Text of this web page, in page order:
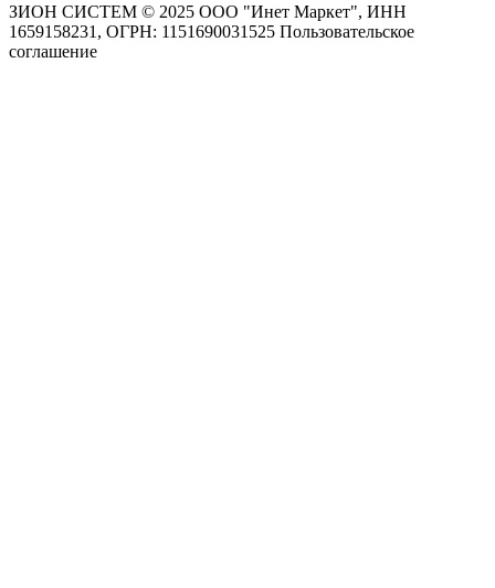
ЗИОН СИСТЕМ © 2025 ООО "Инет Маркет", ИНН
1659158231, ОГРН: 1151690031525 Пользовательское
соглашение